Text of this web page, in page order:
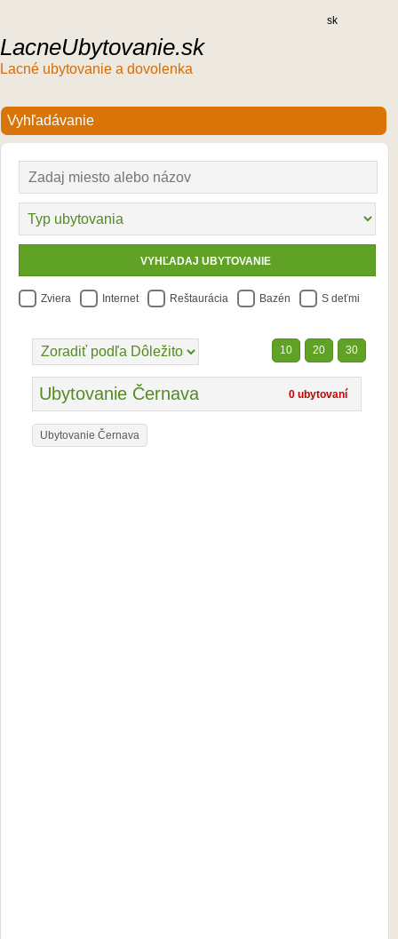
LacneUbytovanie.sk
Lacné ubytovanie a dovolenka
sk
Zviera Internet Reštaurácia Bazén S deťmi
10 20 30
0 ubytovaní
Ubytovanie Černava
Ubytovanie Černava